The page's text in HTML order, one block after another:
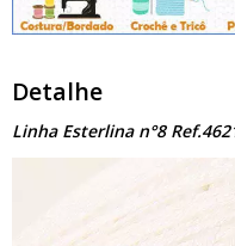
Detalhe
Linha Esterlina n°8